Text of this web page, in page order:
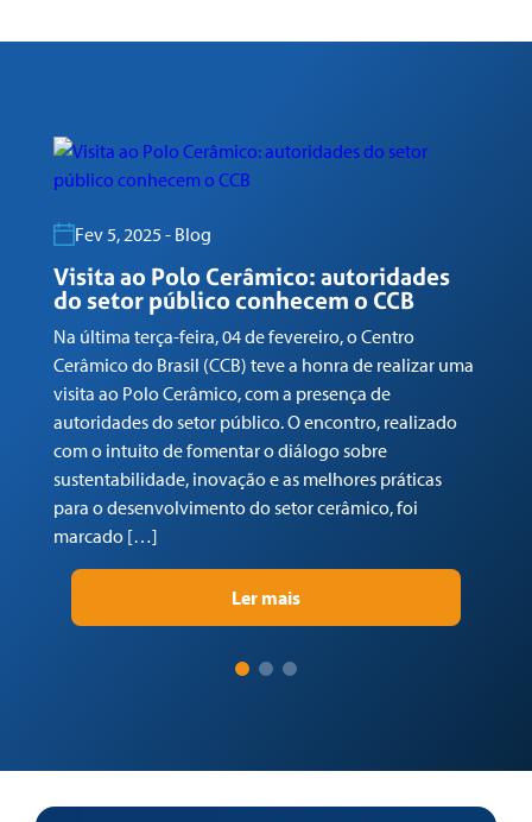
Fev 5, 2025 - Blog
Visita ao Polo Cerâmico: autoridades
do setor público conhecem o CCB
Na última terça-feira, 04 de fevereiro, o Centro
Cerâmico do Brasil (CCB) teve a honra de realizar uma
visita ao Polo Cerâmico, com a presença de
autoridades do setor público. O encontro, realizado
com o intuito de fomentar o diálogo sobre
sustentabilidade, inovação e as melhores práticas
para o desenvolvimento do setor cerâmico, foi
marcado […]
Ler mais